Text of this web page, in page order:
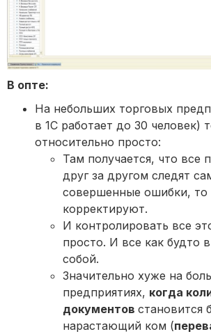
В опте:
На небольших торговых
в 1С работает до 30 человек)
относительно просто:
Там получается, что все
друг за другом следят
совершенные ошибки, то
корректируют.
И контролировать все
просто. И все как будто
собой.
Значительно хуже на
предприятиях, когда
документов становится
нарастающий ком (